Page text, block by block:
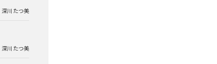
深川 たつ美
深川 たつ美